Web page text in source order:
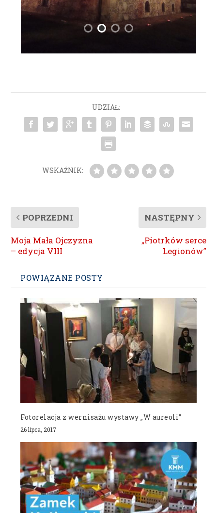
UDZIAŁ:
WSKAŹNIK:
POPRZEDNI
Moja Mała Ojczyzna
– edycja VIII
NASTĘPNY
„Piotrków serce
Legionów”
POWIĄZANE POSTY
Fotorelacja z wernisażu wystawy „W aureoli”
26 lipca, 2017